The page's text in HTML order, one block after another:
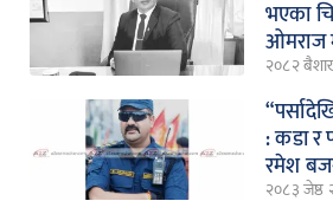
भएका
ओमराज
२०८२
: कडा र
रमेश
२०८३